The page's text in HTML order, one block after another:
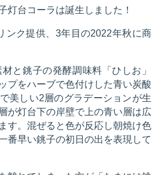
灯台コーラは誕生しました！
ンク提供、3年目の2022年秋に商
と銚子の発酵調味料「ひしお」
プをハーブで色付けした青い炭酸
美しい2層のグラデーションが生
が灯台下の岸壁で上の青い層は広
す。混ぜると色が反応し朝焼け色
番早い銚子の初日の出を表現して